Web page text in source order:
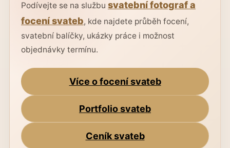
Podívejte se na službu svatební fotograf a
focení svateb, kde najdete průběh focení,
svatební balíčky, ukázky práce i možnost
objednávky termínu.
Více o focení svateb
Portfolio svateb
Ceník svateb